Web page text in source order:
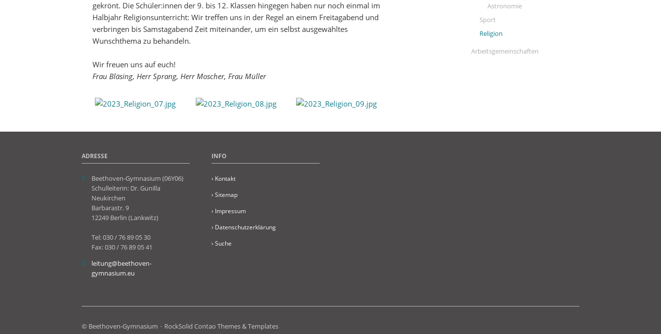
gekrönt. Die Schüler:innen der 9. bis 12. Klassen hingegen haben nur noch einmal im
Halbjahr Religionsunterricht: Wir treﬀen uns in der Regel an einem Freitagabend und
verbringen bis Samstagabend Zeit miteinander, um ein selbst ausgewähltes
Wunschthema zu behandeln.
Wir freuen uns auf euch!
Frau Bläsing, Herr Sprang, Herr Moscher, Frau Müller
Astronomie
Sport
Religion
Arbeitsgemeinschaften
ADRESSE
Beethoven-Gymnasium (06Y06)
Schulleiterin: Dr. Gunilla
Neukirchen
Barbarastr. 9
12249 Berlin (Lankwitz)
Tel: 030 / 76 89 05 30
Fax: 030 / 76 89 05 41
leitung@beethoven-
gymnasium.eu
INFO
› Kontakt
› Sitemap
› Impressum
› Datenschutzerklärung
› Suche
© Beethoven-Gymnasium RockSolid Contao Themes & Templates